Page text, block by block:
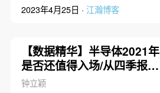
2023年4月25日 · 江瀚博客
【数据精华】半导体2021年
是否还值得入场/从四季报看
明星基金经理仓位操作
钟立颖